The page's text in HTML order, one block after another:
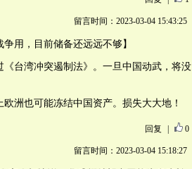
留言时间：2023-03-04 15:43:25
用，目前储备还远远不够】
台湾冲突遏制法》。一旦中国动武，将没
洲也可能冻结中国资产。损失大大地！
回复 0
留言时间：2023-03-04 15:18:27